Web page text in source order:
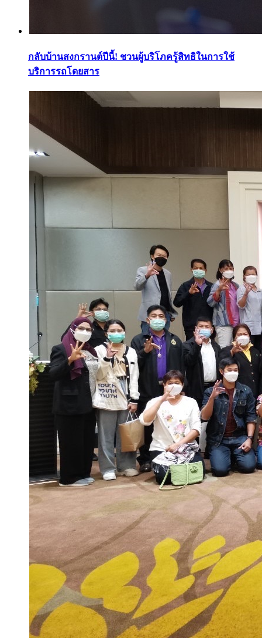
กลับบ้านสงกรานต์ปีนี้! ชวนผู้บริโภครู้สิทธิในการใช้
บริการรถโดยสาร